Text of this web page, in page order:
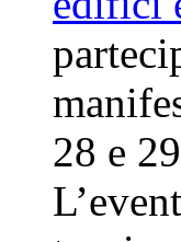
28 e